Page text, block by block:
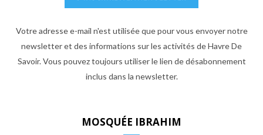
Votre adresse e-mail n'est utilisée que pour vous envoyer notre
newsletter et des informations sur les activités de Havre De
Savoir. Vous pouvez toujours utiliser le lien de désabonnement
inclus dans la newsletter.
MOSQUÉE IBRAHIM